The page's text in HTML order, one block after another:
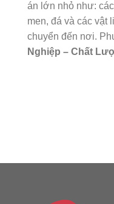
án lớn nhỏ như:
men, đá và các
chuyển đến nơi.
Nghiệp – Chất